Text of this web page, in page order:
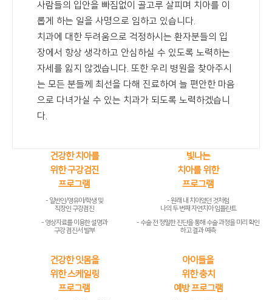
사람들의 입안을 빠짐없이 골고루 살피며 치아를 이
롭게 하는 일을 사명으로 임하고 있습니다.
치과에 대한 두려움으로 걱정하시는 환자분들의 입
장에서 항상 생각하고 안심하실 수 있도록 노력하는
자세를 잃지 않겠습니다. 또한 우리 병원을 찾아주시
는 모든 분들께 최선을 다해 진료하여 늘 편안한 마음
으로 다녀가실 수 있는 치과가 되도록 노력하겠습니
다.
건강한 치아를
위한 구강검진
프로그램
- 일반인/영유아/학생 및
직장인 구강검진
- 영상자료를 이용한 설명과
구강 검진서 발부
빛나는
치아를 위한
프로그램
- 원래 내 치아였던 것처럼
나의 두 번째 자연치아 임플란트
- 수술 전 정밀한 진단을 통해 수술 과정을 미리 확인
하고 결과 예측
건강한 잇몸을
위한 스케일링
프로그램
아이들을
위한 충치
예방 프로그램